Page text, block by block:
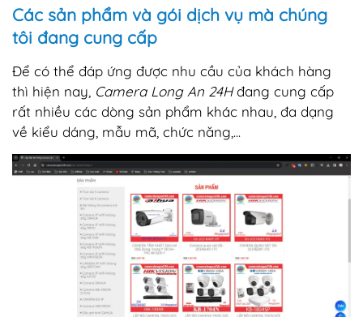
Các sản phẩm và gói dịch vụ mà chúng
tôi đang cung cấp
Để có thể đáp ứng được nhu cầu của khách hàng
thì hiện nay, Camera Long An 24Hđang cung cấp
rất nhiều các dòng sản phẩm khác nhau, đa dạng
về kiểu dáng, mẫu mã, chức năng,...